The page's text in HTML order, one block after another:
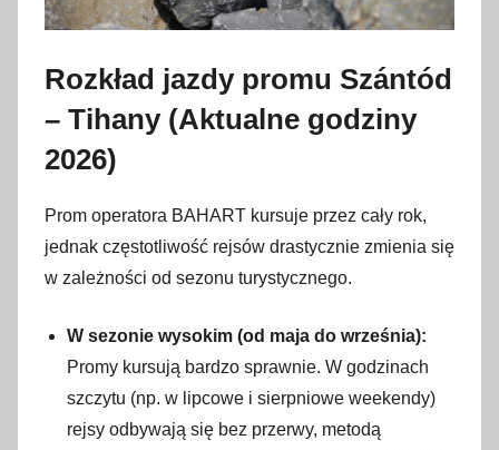
Rozkład jazdy promu Szántód
– Tihany (Aktualne godziny
2026)
Prom operatora BAHART kursuje przez cały rok,
jednak częstotliwość rejsów drastycznie zmienia się
w zależności od sezonu turystycznego.
W sezonie wysokim (od maja do września):
Promy kursują bardzo sprawnie. W godzinach
szczytu (np. w lipcowe i sierpniowe weekendy)
rejsy odbywają się bez przerwy, metodą